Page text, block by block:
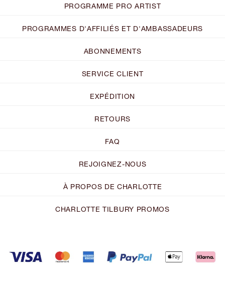
PROGRAMME PRO ARTIST
PROGRAMMES D'AFFILIÉS ET D'AMBASSADEURS
ABONNEMENTS
SERVICE CLIENT
EXPÉDITION
RETOURS
FAQ
REJOIGNEZ-NOUS
À PROPOS DE CHARLOTTE
CHARLOTTE TILBURY PROMOS